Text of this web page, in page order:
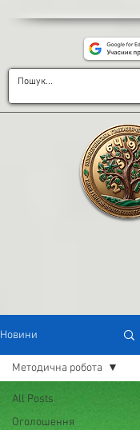
Новини
All Posts
Оголошення
Методична робота